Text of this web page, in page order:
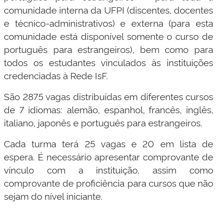
comunidade interna da UFPI (discentes, docentes
e técnico-administrativos) e externa (para esta
comunidade está disponível somente o curso de
português para estrangeiros), bem como para
todos os estudantes vinculados às instituições
credenciadas à Rede IsF.
São 2875 vagas distribuídas em diferentes cursos
de 7 idiomas: alemão, espanhol, francês, inglês,
italiano, japonês e português para estrangeiros.
Cada turma terá 25 vagas e 20 em lista de
espera. É necessário apresentar comprovante de
vínculo com a instituição, assim como
comprovante de proficiência para cursos que não
sejam do nível iniciante.